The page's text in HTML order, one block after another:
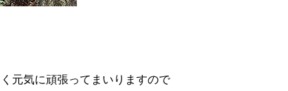
元気に頑張ってまいりますので